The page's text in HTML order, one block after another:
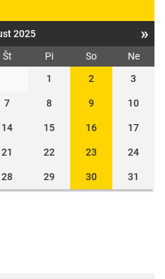
2025 »
Št Pi So
Ne
1
2 3
7 8 9 10
14 15 16 17
21 22 23 24
28 29 30 31